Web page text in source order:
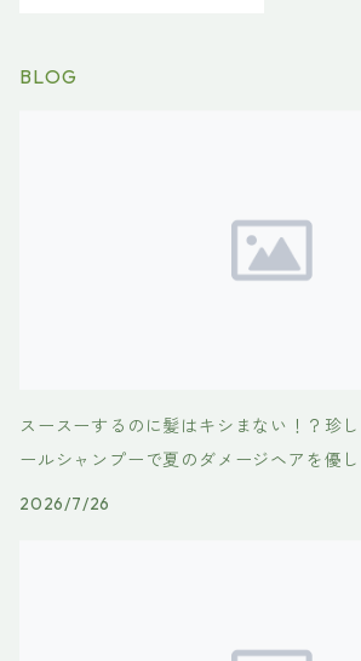
BLOG
スースーするのに髪はキシまない！？珍
ールシャンプーで夏のダメージヘアを優
2026/7/26